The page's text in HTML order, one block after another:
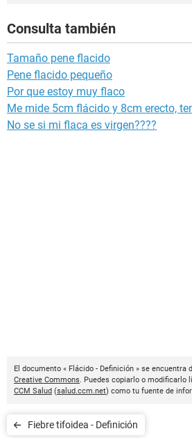
Consulta también
Tamaño pene flacido
Pene flacido pequeño
Por que estoy muy flaco
Me mide 5cm flácido y 8cm erecto,
No se si mi flaca es virgen????
El documento « Flácido - Definición » se encuentra
Creative Commons. Puedes copiarlo o modificarlo
CCM Salud (salud.ccm.net) como tu fuente de
Fiebre tifoidea - Definición